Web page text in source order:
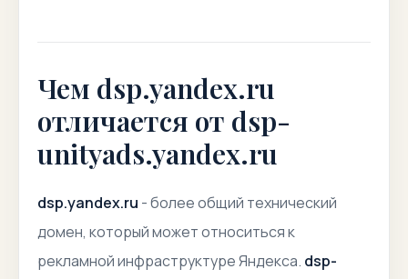
Чем dsp.yandex.ru
отличается от dsp-
unityads.yandex.ru
dsp.yandex.ru - более общий технический
домен, который может относиться к
рекламной инфраструктуре Яндекса. dsp-